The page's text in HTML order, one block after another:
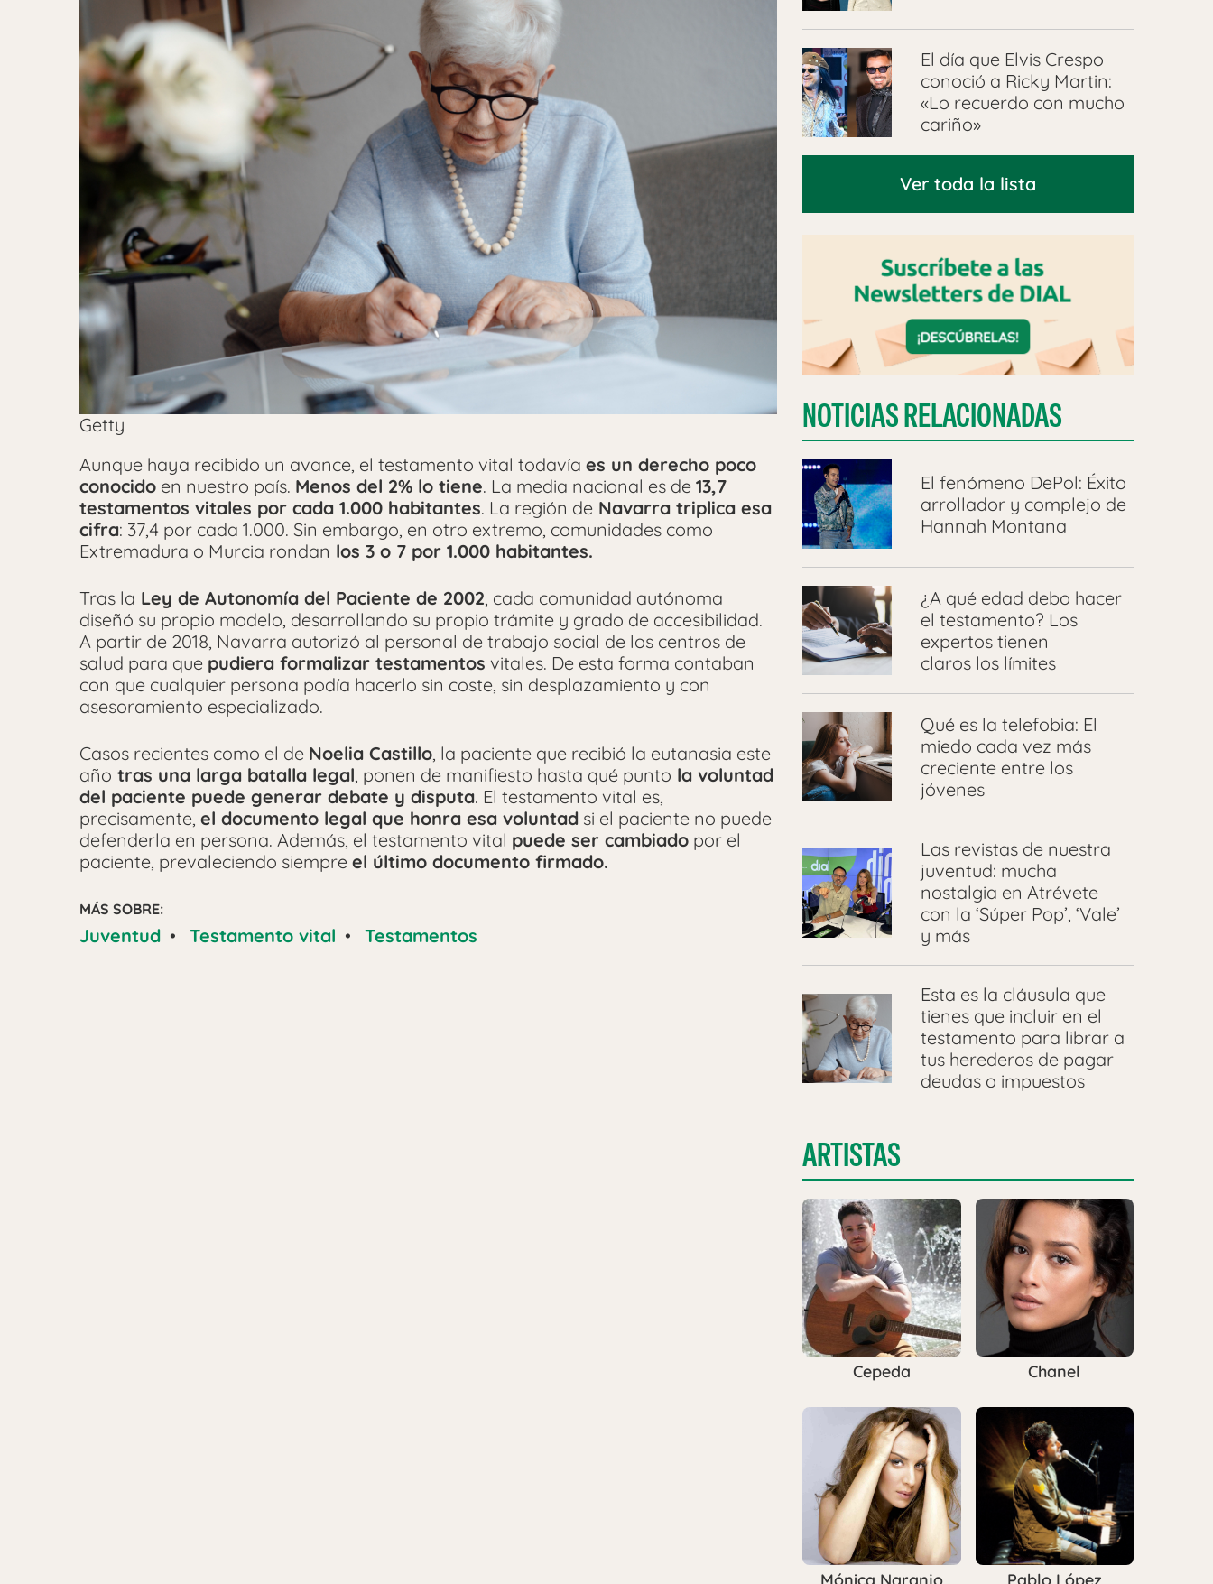
Getty
Aunque haya recibido un avance, el testamento vital todavía es un derecho poco
conocido en nuestro país. Menos del 2% lo tiene. La media nacional es de 13,7
testamentos vitales por cada 1.000 habitantes. La región de Navarra triplica esa
cifra: 37,4 por cada 1.000. Sin embargo, en otro extremo, comunidades como
Extremadura o Murcia rondan los 3 o 7 por 1.000 habitantes.
Tras la Ley de Autonomía del Paciente de 2002, cada comunidad autónoma
diseñó su propio modelo, desarrollando su propio trámite y grado de accesibilidad.
A partir de 2018, Navarra autorizó al personal de trabajo social de los centros de
salud para que pudiera formalizar testamentos vitales. De esta forma contaban
con que cualquier persona podía hacerlo sin coste, sin desplazamiento y con
asesoramiento especializado.
Casos recientes como el de Noelia Castillo, la paciente que recibió la eutanasia este
año tras una larga batalla legal, ponen de manifiesto hasta qué punto la voluntad
del paciente puede generar debate y disputa. El testamento vital es,
precisamente, el documento legal que honra esa voluntad si el paciente no puede
defenderla en persona. Además, el testamento vital puede ser cambiado por el
paciente, prevaleciendo siempre el último documento firmado.
MÁS SOBRE:
Juventud • Testamento vital • Testamentos
El día que Elvis Crespo
conoció a Ricky Martin:
«Lo recuerdo con mucho
cariño»
Ver toda la lista
NOTICIAS RELACIONADAS
El fenómeno DePol: Éxito
arrollador y complejo de
Hannah Montana
¿A qué edad debo hacer
el testamento? Los
expertos tienen
claros los límites
Qué es la telefobia: El
miedo cada vez más
creciente entre los
jóvenes
Las revistas de nuestra
juventud: mucha
nostalgia en Atrévete
con la ‘Súper Pop’, ‘Vale’
y más
Esta es la cláusula que
tienes que incluir en el
testamento para librar a
tus herederos de pagar
deudas o impuestos
ARTISTAS
Cepeda Chanel